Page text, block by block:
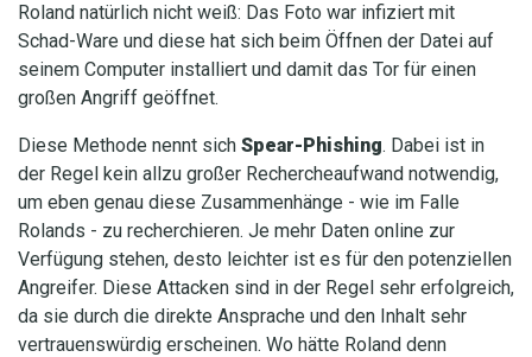
Roland natürlich nicht weiß: Das Foto war infiziert mit
Schad-Ware und diese hat sich beim Öffnen der Datei auf
seinem Computer installiert und damit das Tor für einen
großen Angriff geöffnet.
Diese Methode nennt sich Spear-Phishing. Dabei ist in
der Regel kein allzu großer Rechercheaufwand notwendig,
um eben genau diese Zusammenhänge - wie im Falle
Rolands - zu recherchieren. Je mehr Daten online zur
Verfügung stehen, desto leichter ist es für den potenziellen
Angreifer. Diese Attacken sind in der Regel sehr erfolgreich,
da sie durch die direkte Ansprache und den Inhalt sehr
vertrauenswürdig erscheinen. Wo hätte Roland denn